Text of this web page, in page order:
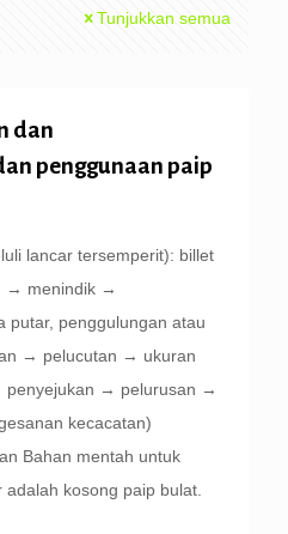
Tunjukkan semua
dan
penggunaan paip
lancar tersemperit): billet
→ menindik →
putar, penggulungan atau
→ pelucutan → ukuran
penyejukan → pelurusan →
kecacatan)
Bahan mentah untuk
kosong paip bulat.